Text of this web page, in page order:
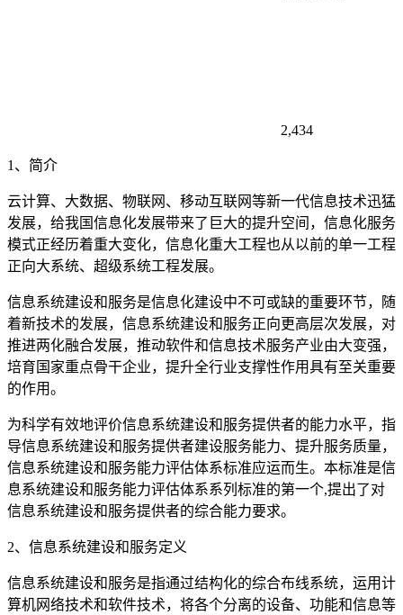
2,434
1、简介
云计算、大数据、物联网、移动互联网等新一代信息技术迅猛
发展，给我国信息化发展带来了巨大的提升空间，信息化服务
模式正经历着重大变化，信息化重大工程也从以前的单一工程
正向大系统、超级系统工程发展。
信息系统建设和服务是信息化建设中不可或缺的重要环节，随
着新技术的发展，信息系统建设和服务正向更高层次发展，对
推进两化融合发展，推动软件和信息技术服务产业由大变强，
培育国家重点骨干企业，提升全行业支撑性作用具有至关重要
的作用。
为科学有效地评价信息系统建设和服务提供者的能力水平，指
导信息系统建设和服务提供者建设服务能力、提升服务质量，
信息系统建设和服务能力评估体系标准应运而生。本标准是信
息系统建设和服务能力评估体系系列标准的第一个,提出了对
信息系统建设和服务提供者的综合能力要求。
2、信息系统建设和服务定义
信息系统建设和服务是指通过结构化的综合布线系统，运用计
算机网络技术和软件技术，将各个分离的设备、功能和信息等